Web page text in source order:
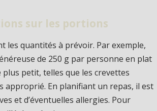
sur les portions
les quantités à prévoir. Par exemple,
de 250 g par personne en plat
petit, telles que les crevettes
En planifiant un repas, il est
et d’éventuelles allergies. Pour